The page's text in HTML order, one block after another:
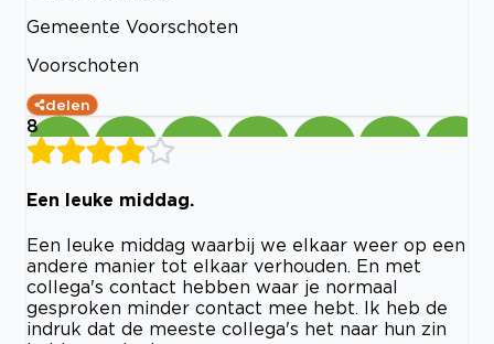
Gemeente Voorschoten
Voorschoten
delen
8
Een leuke middag.
Een leuke middag waarbij we elkaar weer op een
andere manier tot elkaar verhouden. En met
collega's contact hebben waar je normaal
gesproken minder contact mee hebt. Ik heb de
indruk dat de meeste collega's het naar hun zin